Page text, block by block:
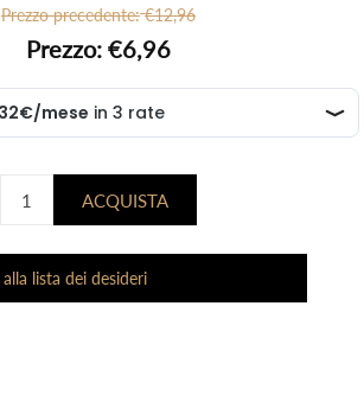
Prezzo precedente: €12,96
Prezzo: €6,96